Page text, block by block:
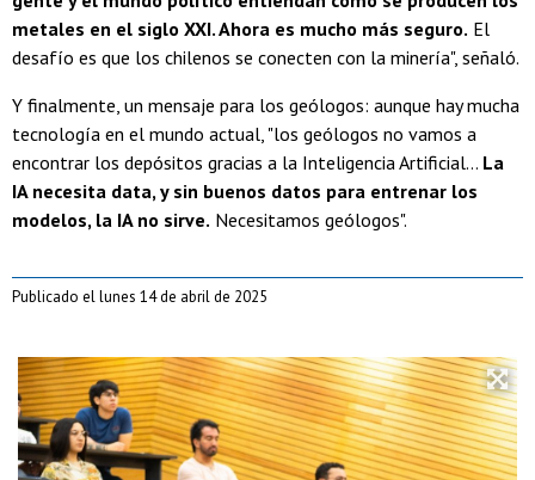
metales en el siglo XXI. Ahora es mucho más seguro. El
desafío es que los chilenos se conecten con la minería", señaló.
Y finalmente, un mensaje para los geólogos: aunque hay mucha
tecnología en el mundo actual, "los geólogos no vamos a
encontrar los depósitos gracias a la Inteligencia Artificial… La
IA necesita data, y sin buenos datos para entrenar los
modelos, la IA no sirve. Necesitamos geólogos".
Publicado el lunes 14 de abril de 2025